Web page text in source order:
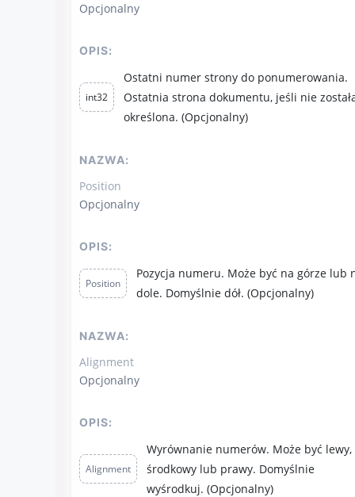
Opcjonalny
OPIS:
int32
Ostatni numer strony do ponumerowania.
Ostatnia strona dokumentu, jeśli nie
określona. (Opcjonalny)
NAZWA:
Position
Opcjonalny
OPIS:
Position
Pozycja numeru. Może być na górze lub
dole. Domyślnie dół. (Opcjonalny)
NAZWA:
Alignment
Opcjonalny
OPIS:
Alignment
Wyrównanie numerów. Może być lewy,
środkowy lub prawy. Domyślnie
wyśrodkuj. (Opcjonalny)